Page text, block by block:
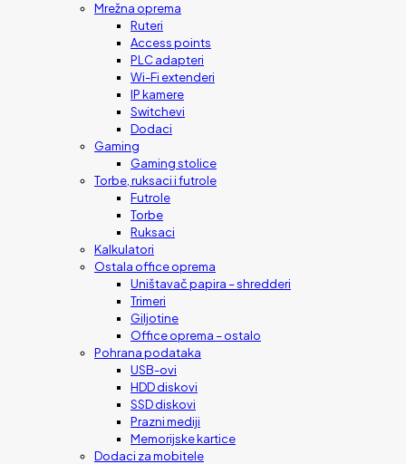
Mrežna oprema
Ruteri
Access points
PLC adapteri
Wi-Fi extenderi
IP kamere
Switchevi
Dodaci
Gaming
Gaming stolice
Torbe, ruksaci i futrole
Futrole
Torbe
Ruksaci
Kalkulatori
Ostala office oprema
Uništavač papira – shredderi
Trimeri
Giljotine
Office oprema – ostalo
Pohrana podataka
USB-ovi
HDD diskovi
SSD diskovi
Prazni mediji
Memorijske kartice
Dodaci za mobitele